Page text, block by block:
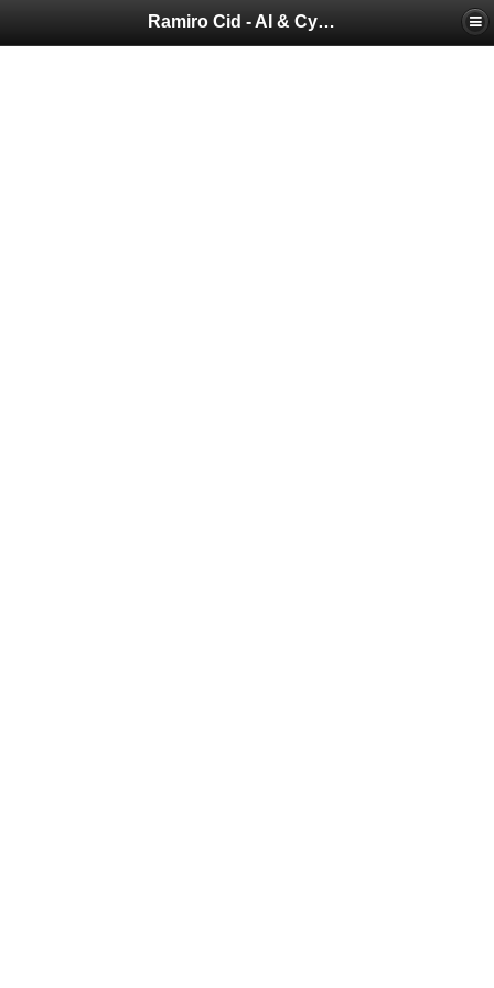
Ramiro Cid - AI & Cybersecurity Blog